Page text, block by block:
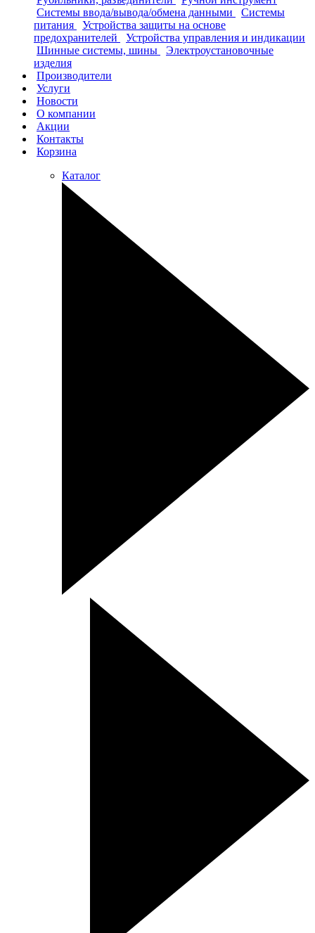
Системы ввода/вывода/обмена данными
Системы
питания
Устройства защиты на основе
предохранителей
Устройства управления и индикации
Шинные системы, шины
Электроустановочные
изделия
Производители
Услуги
Новости
О компании
Акции
Контакты
Корзина
Каталог